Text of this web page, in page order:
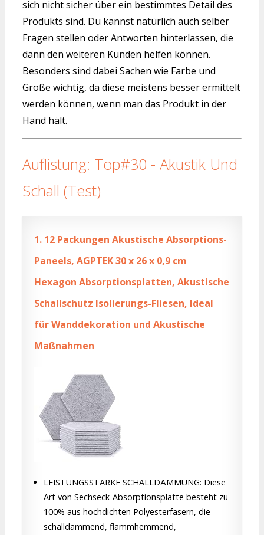
sich nicht sicher über ein bestimmtes Detail des
Produkts sind. Du kannst natürlich auch selber
Fragen stellen oder Antworten hinterlassen, die
dann den weiteren Kunden helfen können.
Besonders sind dabei Sachen wie Farbe und
Größe wichtig, da diese meistens besser ermittelt
werden können, wenn man das Produkt in der
Hand hält.
Auflistung: Top#30 - Akustik Und
Schall (Test)
1. 12 Packungen Akustische Absorptions-
Paneels, AGPTEK 30 x 26 x 0,9 cm
Hexagon Absorptionsplatten, Akustische
Schallschutz Isolierungs-Fliesen, Ideal
für Wanddekoration und Akustische
Maßnahmen
LEISTUNGSSTARKE SCHALLDÄMMUNG: Diese
Art von Sechseck-Absorptionsplatte besteht zu
100% aus hochdichten Polyesterfasern, die
schalldämmend, flammhemmend,